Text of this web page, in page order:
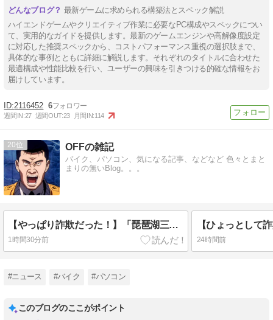
最新ゲームに求められる構築法とスペック解説
ハイエンドゲームやクリエイティブ作業に必要なPC構成やスペックについ
て、実用的なガイドを提供します。最新のゲームエンジンや高解像度設定
に対応した推奨スペックから、コストパフォーマンス重視の選択肢まで、
具体的な事例とともに詳細に解説します。それぞれのタイトルに合わせた
最適構成や性能比較を行い、ユーザーの興味を引きつける的確な情報をお
届けしています。
2116452 6
週間IN:27 週間OUT:23 月間IN:114
20 OFFの雑記
バイク、パソコン、気になる記事、などなど 色々とまと
まりの無いBlog。。。
【やっぱり詐欺だった！】「琵琶湖三市同時花火」開催中止を発表
1時間30分前 24時間前
#ニュース #バイク #パソコン
このブログのここがポイント